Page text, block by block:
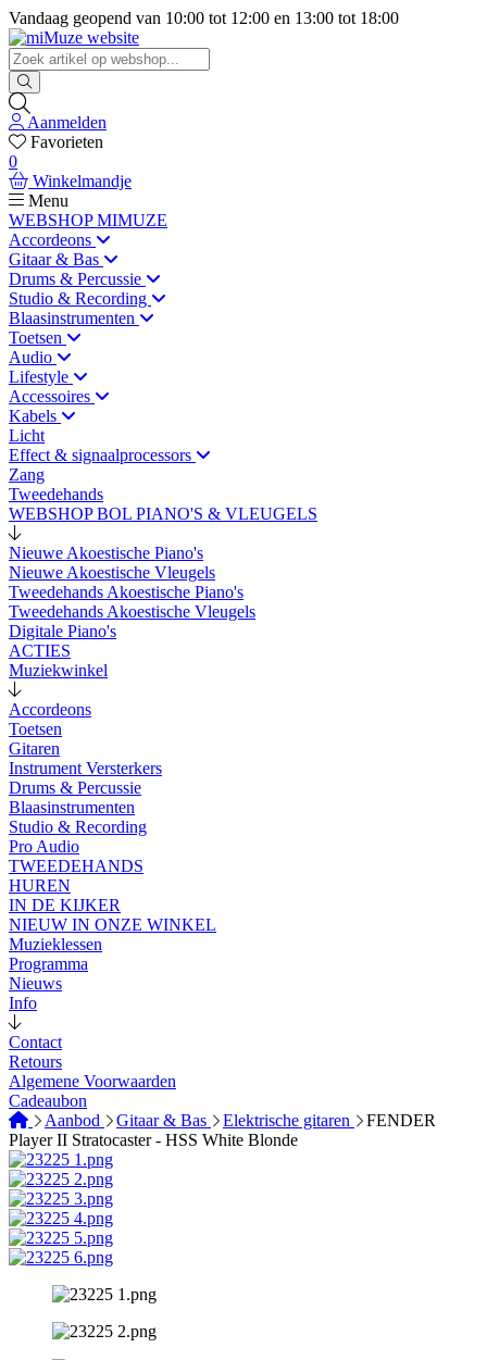
Vandaag geopend van 10:00 tot 12:00 en 13:00 tot 18:00
Aanmelden
Favorieten
0
Winkelmandje
Menu
WEBSHOP MIMUZE
Accordeons
Gitaar & Bas
Drums & Percussie
Studio & Recording
Blaasinstrumenten
Toetsen
Audio
Lifestyle
Accessoires
Kabels
Licht
Effect & signaalprocessors
Zang
Tweedehands
WEBSHOP BOL PIANO'S & VLEUGELS
Nieuwe Akoestische Piano's
Nieuwe Akoestische Vleugels
Tweedehands Akoestische Piano's
Tweedehands Akoestische Vleugels
Digitale Piano's
ACTIES
Muziekwinkel
Accordeons
Toetsen
Gitaren
Instrument Versterkers
Drums & Percussie
Blaasinstrumenten
Studio & Recording
Pro Audio
TWEEDEHANDS
HUREN
IN DE KIJKER
NIEUW IN ONZE WINKEL
Muzieklessen
Programma
Nieuws
Info
Contact
Retours
Algemene Voorwaarden
Cadeaubon
Aanbod
Gitaar & Bas Elektrische gitaren
FENDER
Player II Stratocaster - HSS White Blonde